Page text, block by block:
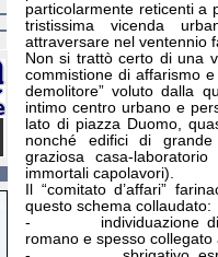
particolarmente reticenti a
tristissima vicenda
attraversare nel ventennio
Non si trattò certo di una
commistione di affarismo
demolitore” voluto dalla
intimo centro urbano e
lato di piazza Duomo,
nonché edifici di
graziosa casa-
immortali capolavori).
Il “comitato d’affari”
questo schema collaudato:
-
individuazione
romano e spesso